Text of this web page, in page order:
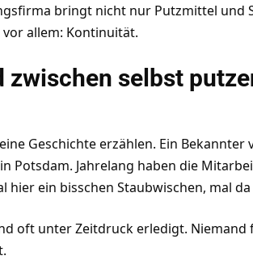
bringt nicht nur Putzmittel und
allem: Kontinuität.
zwischen selbst
Geschichte erzählen. Ein
Potsdam. Jahrelang haben die
hier ein bisschen Staubwischen, mal
oft unter Zeitdruck erledigt.